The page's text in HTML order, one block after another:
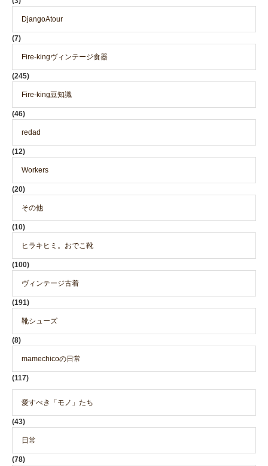
DjangoAtour
(7)
Fire-kingヴィンテージ食器
(245)
Fire-king豆知識
(46)
redad
(12)
Workers
(20)
その他
(10)
ヒラキヒミ。おでこ靴
(100)
ヴィンテージ古着
(191)
靴シューズ
(8)
mamechicoの日常
(117)
愛すべき「モノ」たち
(43)
日常
(78)